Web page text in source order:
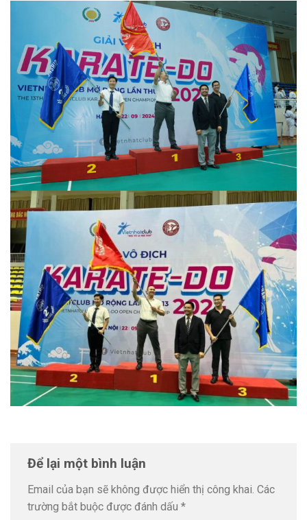
Để lại một bình luận
Email của bạn sẽ không được hiển thị công khai. Các
trường bắt buộc được đánh dấu *